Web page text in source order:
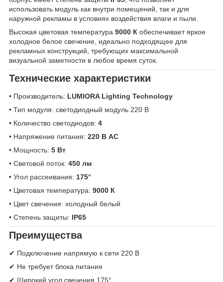
использовать модуль как внутри помещений, так и для
наружной рекламы в условиях воздействия влаги и пыли.
Высокая цветовая температура 9000 К обеспечивает яркое
холодное белое свечение, идеально подходящее для
рекламных конструкций, требующих максимальной
визуальной заметности в любое время суток.
Технические характеристики
• Производитель: LUMIORA Lighting Technology
• Тип модуля: светодиодный модуль 220 В
• Количество светодиодов: 4
• Напряжение питания: 220 В AC
• Мощность: 5 Вт
• Световой поток: 450 лм
• Угол рассеивания: 175°
• Цветовая температура: 9000 К
• Цвет свечения: холодный белый
• Степень защиты: IP65
Преимущества
✔ Подключение напрямую к сети 220 В
✔ Не требует блока питания
✔ Широкий угол свечения 175°